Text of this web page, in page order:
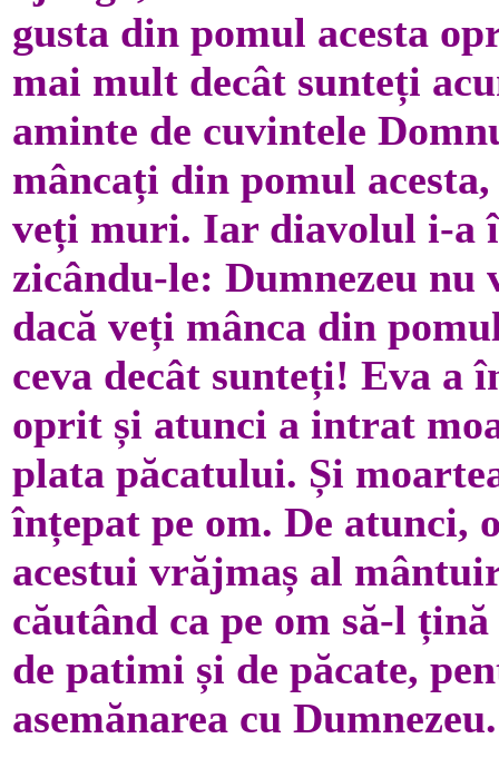
gusta din pomul acesta
mai mult decât sunteți
aminte de cuvintele
mâncați din pomul
veți muri. Iar diavolul i-a
zicându-le: Dumnezeu
dacă veți mânca din
ceva decât sunteți! Eva a
oprit și atunci a intrat
plata păcatului. Și
înțepat pe om. De atunci,
acestui vrăjmaș al
căutând ca pe om să-l
de patimi și de păcate,
asemănarea cu Dumnezeu.